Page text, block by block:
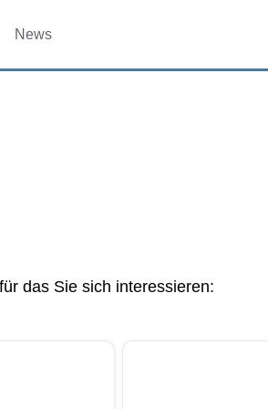
News
das Sie sich interessieren: